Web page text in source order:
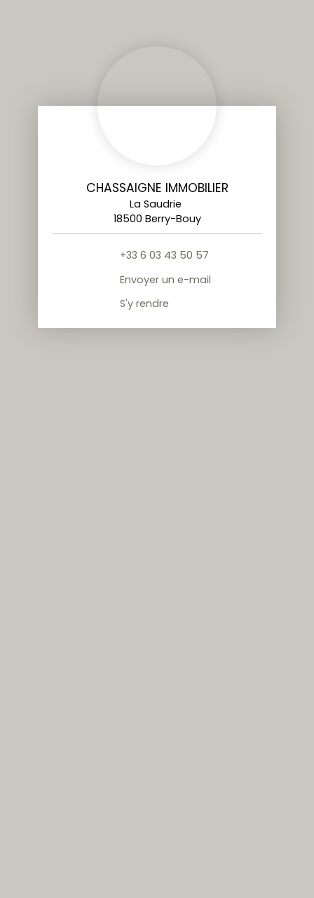
CHASSAIGNE IMMOBILIER
La Saudrie
18500 Berry-Bouy
+33 6 03 43 50 57
Envoyer un e-mail
S'y rendre